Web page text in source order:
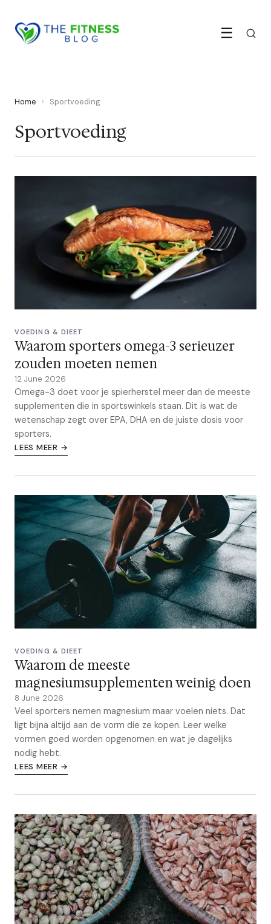
☰
Home › Sportvoeding
Sportvoeding
VOEDING & DIEET
Waarom sporters omega-3 serieuzer
zouden moeten nemen
12 June 2026
Omega-3 doet voor je spierherstel meer dan de meeste
supplementen die in sportswinkels staan. Dit is wat de
wetenschap zegt over EPA, DHA en de juiste dosis voor
sporters.
LEES MEER →
VOEDING & DIEET
Waarom de meeste
magnesiumsupplementen weinig doen
8 June 2026
Veel sporters nemen magnesium maar voelen niets. Dat
ligt bijna altijd aan de vorm die ze kopen. Leer welke
vormen goed worden opgenomen en wat je dagelijks
nodig hebt.
LEES MEER →